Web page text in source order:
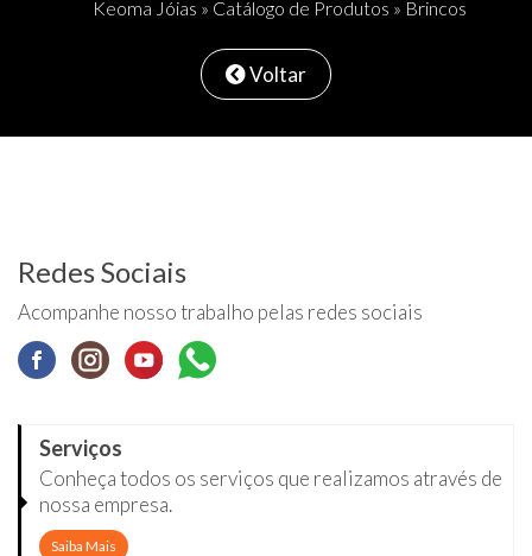
Keoma Jóias » Catálogo de Produtos » Brincos
Voltar
Redes Sociais
Acompanhe nosso trabalho pelas redes sociais
Serviços
Conheça todos os serviços que realizamos através de
nossa empresa.
Saiba Mais